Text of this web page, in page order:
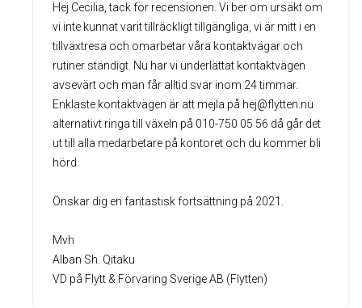
Hej Cecilia, tack för recensionen. Vi ber om ursäkt om
vi inte kunnat varit tillräckligt tillgängliga, vi är mitt i en
tillväxtresa och omarbetar våra kontaktvägar och
rutiner ständigt. Nu har vi underlättat kontaktvägen
avsevärt och man får alltid svar inom 24 timmar.
Enklaste kontaktvägen är att mejla på hej@flytten.nu
alternativt ringa till växeln på 010-750 05 56 då går det
ut till alla medarbetare på kontoret och du kommer bli
hörd.
Önskar dig en fantastisk fortsättning på 2021.
Mvh
Alban Sh. Qitaku
VD på Flytt & Förvaring Sverige AB (Flytten)